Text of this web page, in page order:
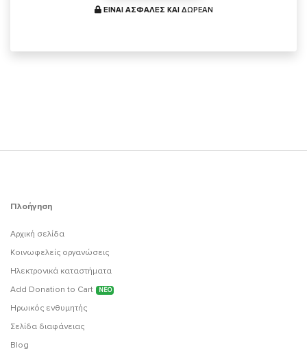
ΕΙΝΑΙ ΑΣΦΑΛΕΣ ΚΑΙ ΔΩΡΕΑΝ
Πλοήγηση
Αρχική σελίδα
Κοινωφελείς οργανώσεις
Ηλεκτρονικά καταστήματα
Add Donation to Cart
ΝΕΟ
Ηρωικός ενθυμητής
Σελίδα διαφάνειας
Blog